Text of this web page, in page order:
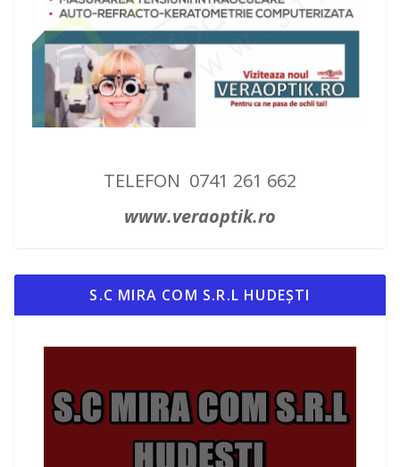
TELEFON 0741 261 662
www.veraoptik.ro
S.C MIRA COM S.R.L HUDEȘTI